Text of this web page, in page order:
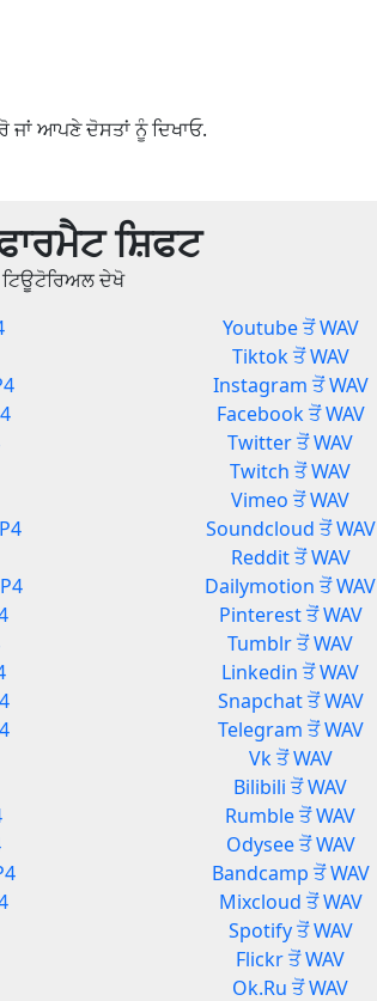
ਜਾਂ ਆਪਣੇ ਦੋਸਤਾਂ ਨੂੰ ਦਿਖਾਓ.
ਸ਼ਿਫਟ
ਦੇਖੋ
Youtube ਤੋਂ WAV
Tiktok ਤੋਂ WAV
Instagram ਤੋਂ WAV
Facebook ਤੋਂ WAV
Twitter ਤੋਂ WAV
Twitch ਤੋਂ WAV
Vimeo ਤੋਂ WAV
Soundcloud ਤੋਂ WAV
Reddit ਤੋਂ WAV
Dailymotion ਤੋਂ WAV
Pinterest ਤੋਂ WAV
Tumblr ਤੋਂ WAV
Linkedin ਤੋਂ WAV
Snapchat ਤੋਂ WAV
Telegram ਤੋਂ WAV
Vk ਤੋਂ WAV
Bilibili ਤੋਂ WAV
Rumble ਤੋਂ WAV
Odysee ਤੋਂ WAV
Bandcamp ਤੋਂ WAV
Mixcloud ਤੋਂ WAV
Spotify ਤੋਂ WAV
Flickr ਤੋਂ WAV
Ok.Ru ਤੋਂ WAV